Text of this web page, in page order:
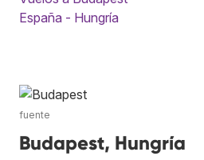
España - Hungría
fuente
Budapest, Hungría